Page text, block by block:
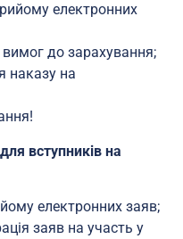
електронних
до зарахування;
наказу на
вступників на
електронних заяв;
заяв на участь у